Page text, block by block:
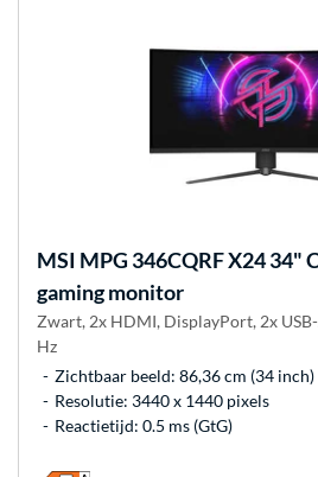
MSI MPG 346CQRF X24 34"
gaming monitor
Zwart, 2x HDMI, DisplayPort, 2x
Hz
Zichtbaar beeld: 86,36 cm (34 inch)
Resolutie: 3440 x 1440 pixels
Reactietijd: 0.5 ms (GtG)